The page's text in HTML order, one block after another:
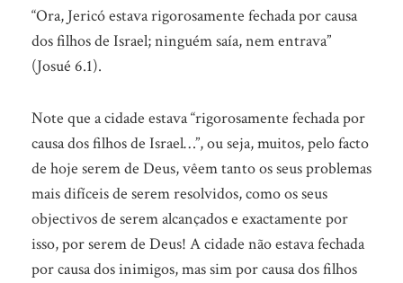
“Ora, Jericó estava rigorosamente fechada por causa
dos filhos de Israel; ninguém saía, nem entrava”
(Josué 6.1).
Note que a cidade estava “rigorosamente fechada por
causa dos filhos de Israel…”, ou seja, muitos, pelo facto
de hoje serem de Deus, vêem tanto os seus problemas
mais difíceis de serem resolvidos, como os seus
objectivos de serem alcançados e exactamente por
isso, por serem de Deus! A cidade não estava fechada
por causa dos inimigos, mas sim por causa dos filhos